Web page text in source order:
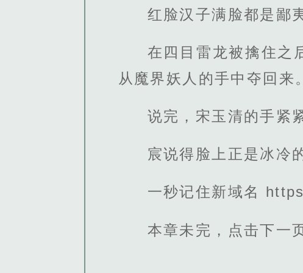
红脸汉子满脸都是鄙
在四目雷龙被擒住之
从魔界妖人的手中夺回来。
说完，宋玉清的手紧
宸说得脸上正是冰冷
一秒记住新域名
本章未完，点击下一